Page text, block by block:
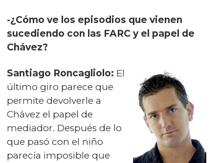
-¿Cómo ve los episodios que vienen
sucediendo con las FARC y el papel de
Chávez?
Santiago Roncagliolo: El
último giro parece que
permite devolverle a
Chávez el papel de
mediador. Después de lo
que pasó con el niño
parecía imposible que